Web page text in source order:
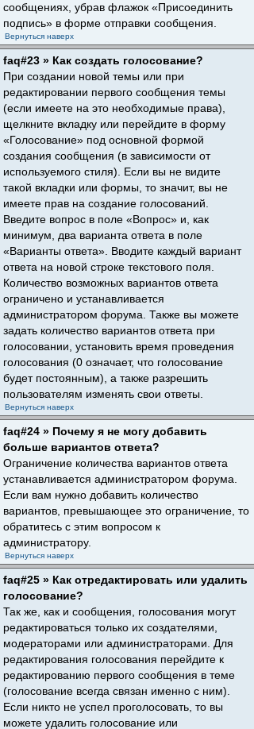
сообщениях, убрав флажок «Присоединить
подпись» в форме отправки сообщения.
Вернуться наверх
faq#23 » Как создать голосование?
При создании новой темы или при
редактировании первого сообщения темы
(если имеете на это необходимые права),
щелкните вкладку или перейдите в форму
«Голосование» под основной формой
создания сообщения (в зависимости от
используемого стиля). Если вы не видите
такой вкладки или формы, то значит, вы не
имеете прав на создание голосований.
Введите вопрос в поле «Вопрос» и, как
минимум, два варианта ответа в поле
«Варианты ответа». Вводите каждый вариант
ответа на новой строке текстового поля.
Количество возможных вариантов ответа
ограничено и устанавливается
администратором форума. Также вы можете
задать количество вариантов ответа при
голосовании, установить время проведения
голосования (0 означает, что голосование
будет постоянным), а также разрешить
пользователям изменять свои ответы.
Вернуться наверх
faq#24 » Почему я не могу добавить
больше вариантов ответа?
Ограничение количества вариантов ответа
устанавливается администратором форума.
Если вам нужно добавить количество
вариантов, превышающее это ограничение, то
обратитесь с этим вопросом к
администратору.
Вернуться наверх
faq#25 » Как отредактировать или удалить
голосование?
Так же, как и сообщения, голосования могут
редактироваться только их создателями,
модераторами или администраторами. Для
редактирования голосования перейдите к
редактированию первого сообщения в теме
(голосование всегда связан именно с ним).
Если никто не успел проголосовать, то вы
можете удалить голосование или